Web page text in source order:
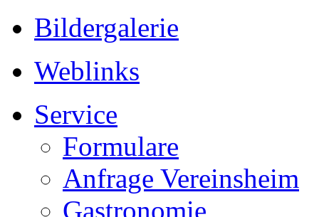
Bildergalerie
Weblinks
Service
Formulare
Anfrage Vereinsheim
Gastronomie